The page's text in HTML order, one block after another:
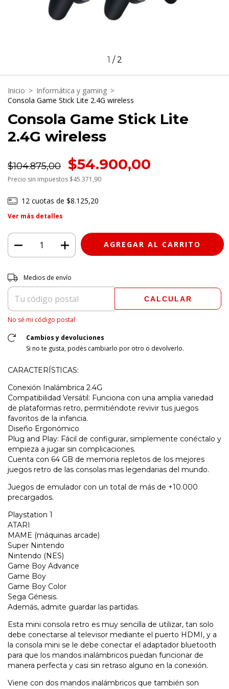
1 /2
Inicio > Informática y gaming >
Consola Game Stick Lite 2.4G wireless
Consola Game Stick Lite
2.4G wireless
$104.875,00 $54.900,00
Precio sin impuestos $45.371,90
12 cuotas de $8.125,20
Ver más detalles
Entregas para el CP:
Medios de envío
CALCULAR
No sé mi código postal
Cambios y devoluciones
Si no te gusta, podés cambiarlo por otro o devolverlo.
CARACTERÍSTICAS:
Conexión Inalámbrica 2.4G
Compatibilidad Versátil: Funciona con una amplia variedad
de plataformas retro, permitiéndote revivir tus juegos
favoritos de la infancia.
Diseño Ergonómico
Plug and Play: Fácil de configurar, simplemente conéctalo y
empieza a jugar sin complicaciones.
Cuenta con 64 GB de memoria repletos de los mejores
juegos retro de las consolas mas legendarias del mundo.
Juegos de emulador con un total de más de +10.000
precargados.
Playstation 1
ATARI
MAME (máquinas arcade)
Super Nintendo
Nintendo (NES)
Game Boy Advance
Game Boy
Game Boy Color
Sega Génesis.
Además, admite guardar las partidas.
Esta mini consola retro es muy sencilla de utilizar, tan solo
debe conectarse al televisor mediante el puerto HDMI, y a
la consola mini se le debe conectar el adaptador bluetooth
para que los mandos inalámbricos puedan funcionar de
manera perfecta y casi sin retraso alguno en la conexión.
Viene con dos mandos inalámbricos que también son